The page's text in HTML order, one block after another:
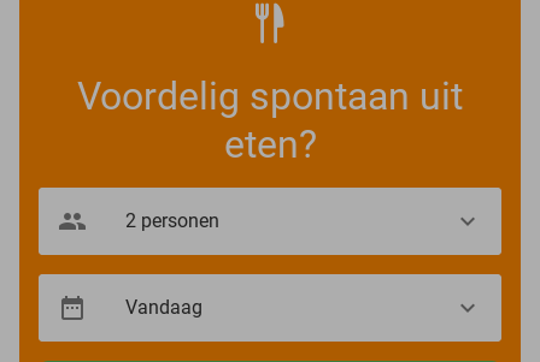
Voordelig spontaan uit
eten?